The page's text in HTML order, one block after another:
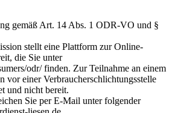
gemäß Art. 14 Abs. 1 ODR-VO und §
stellt eine Plattform zur Online-
die Sie unter
odr/ finden. Zur Teilnahme an einem
vor einer Verbraucherschlichtungsstelle
und nicht bereit.
Sie per E-Mail unter folgender